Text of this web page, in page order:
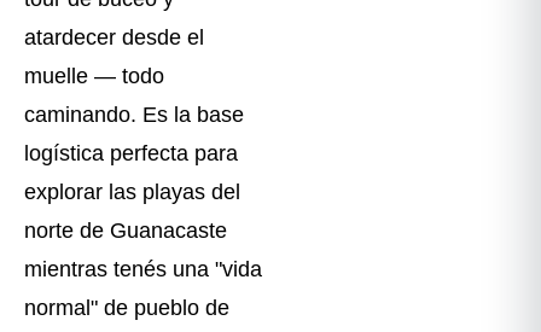
atardecer desde el
muelle — todo
caminando. Es la base
logística perfecta para
explorar las playas del
norte de Guanacaste
mientras tenés una "vida
normal" de pueblo de